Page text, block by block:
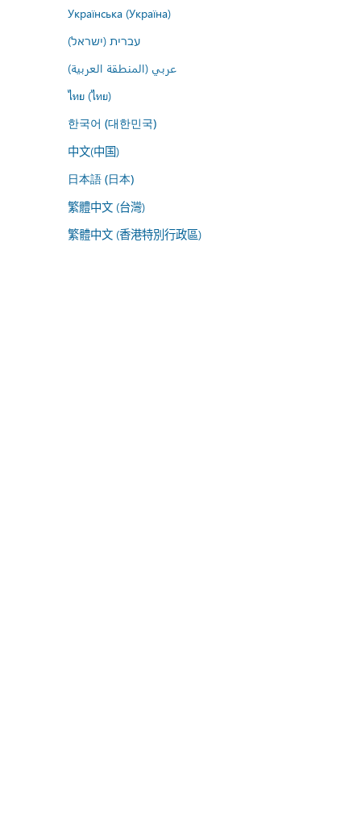
Українська (Україна)
עברית (ישראל)
عربي (المنطقة العربية)
ไทย (ไทย)
한국어 (대한민국)
中文(中国)
日本語 (日本)
繁體中文 (台灣)
繁體中文 (香港特別行政區)